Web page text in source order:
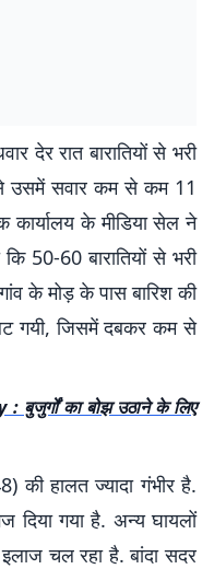
देर रात बारातियों से भरी
उसमें सवार कम से कम 11
कार्यालय के मीडिया सेल ने
50-60 बारातियों से भरी
के मोड़ के पास बारिश की
गयी, जिसमें दबकर कम से
का बोझ उठाने के लिए
की हालत ज्यादा गंभीर है.
दिया गया है. अन्य घायलों
चल रहा है. बांदा सदर